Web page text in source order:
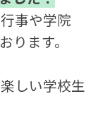
事や学院
ります。
しい学校生